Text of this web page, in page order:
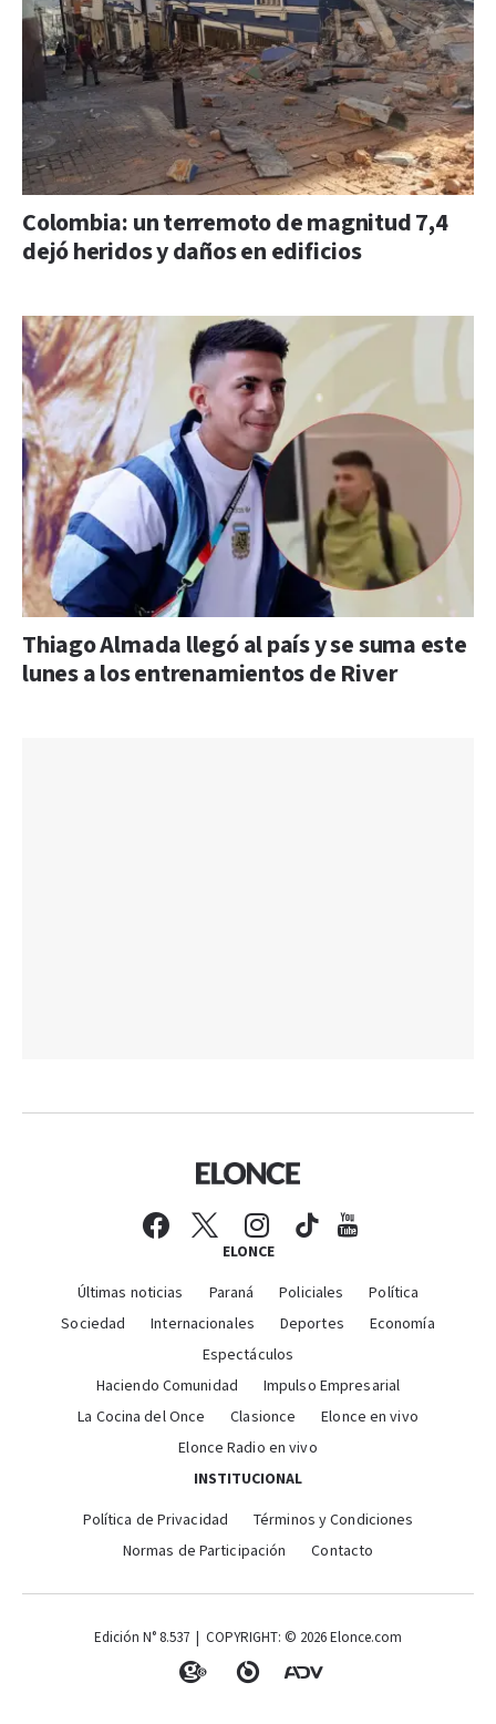
Colombia: un terremoto de magnitud 7,4
dejó heridos y daños en edificios
Thiago Almada llegó al país y se suma este
lunes a los entrenamientos de River
ELONCE
Últimas noticias Paraná Policiales
Política
Sociedad
Internacionales Deportes
Economía
Espectáculos
Haciendo Comunidad
Impulso Empresarial
La Cocina del Once
Clasionce
Elonce en vivo
Elonce Radio en vivo
INSTITUCIONAL
Política de Privacidad
Términos y Condiciones
Normas de Participación
Contacto
Edición N° 8.537 | COPYRIGHT: © 2026 Elonce.com